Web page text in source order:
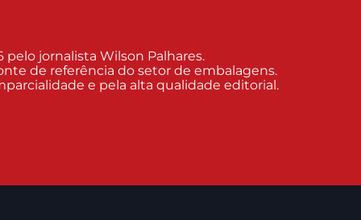
jornalista Wilson Palhares.
de referência do setor de embalagens.
e pela alta qualidade editorial.